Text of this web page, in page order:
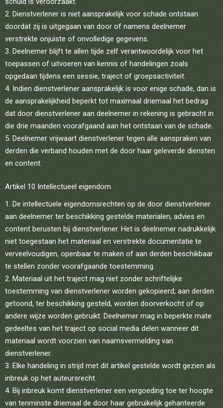
Dienstverlener is niet aansprakelijk voor schade ontstaan
doordat zij is uitgegaan van door of namens deelnemer
verstrekte onjuiste of onvolledige gegevens.
Deelnemer blijft te allen tijde zelf verantwoordelijk voor het
toepassen of uitvoeren van kennis of handelingen zoals
opgedaan tijdens een sessie, traject of groepsactiviteit.
Indien dienstverlener aansprakelijk is voor enige schade, dan is
de aansprakelijkheid beperkt tot maximaal driemaal het bedrag
dat door dienstverlener aan deelnemer in rekening is gebracht in
die drie maanden voorafgaand aan het ontstaan van de schade.
Deelnemer vrijwaart dienstverlener tegen alle aanspraken van
derden die verband houden met de door haar geleverde diensten
en content.
Artikel 10 Intellectueel eigendom
De intellectuele eigendomsrechten op de door dienstverlener
aan deelnemer ter beschikking gestelde materialen, advies en
content berusten bij dienstverlener. Het is deelnemer nadrukkelijk
niet toegestaan het materiaal en verstrekte documentatie te
verveelvoudigen, openbaar te maken of aan derden beschikbaar
te stellen zonder voorafgaande toestemming.
Materiaal uit het traject mag niet zonder schriftelijke
toestemming van dienstverlener worden gekopieerd, aan derden
getoond, ter beschikking gesteld, worden doorverkocht of op
andere wijze worden gebruikt. Deelnemer mag in beperkte mate
gedeeltes van het traject op social media delen wanneer dit
materiaal wordt voorzien van naamsvermelding van
dienstverlener.
Elke handeling in strijd met dit artikel gestelde wordt gezien als
inbreuk op het auteursrecht.
Bij inbreuk komt dienstverlener een vergoeding toe ter hoogte
van tenminste driemaal de door haar gebruikelijk gehanteerde